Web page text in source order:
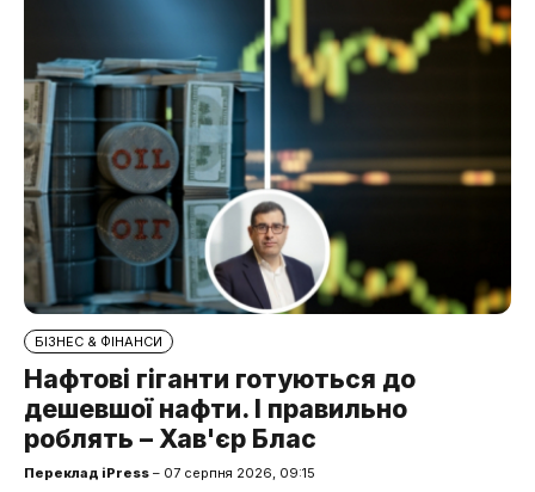
БІЗНЕС & ФІНАНСИ
Нафтові гіганти готуються до
дешевшої нафти. І правильно
роблять – Хав'єр Блас
Переклад iPress – 07 серпня 2026, 09:15